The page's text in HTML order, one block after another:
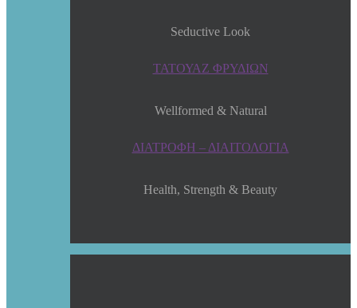
Seductive Look
ΤΑΤΟΥΑΖ ΦΡΥΔΙΩΝ
Wellformed & Natural
ΔΙΑΤΡΟΦΗ – ΔΙΑΙΤΟΛΟΓΙΑ
Health, Strength & Beauty